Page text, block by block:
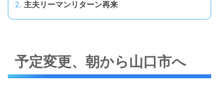
主夫リーマンリターン再来
予定変更、朝から山口市へ